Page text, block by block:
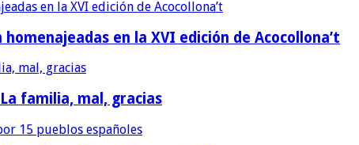
homenajeadas en la XVI edición de Acocollona’t
familia, mal, gracias